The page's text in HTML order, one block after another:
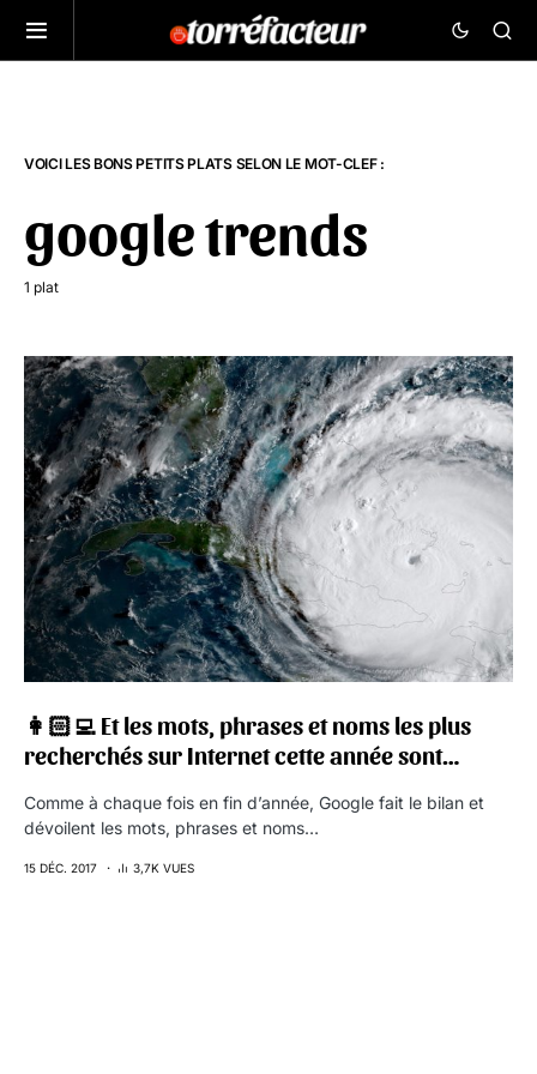
VOICI LES BONS PETITS PLATS SELON LE MOT-CLEF :
google trends
1 plat
👩🏻‍💻 Et les mots, phrases et noms les plus
recherchés sur Internet cette année sont…
Comme à chaque fois en fin d’année, Google fait le bilan et
dévoilent les mots, phrases et noms…
15 DÉC. 2017 3,7K VUES